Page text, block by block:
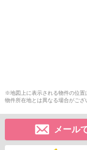
※地図上に表示される物件の位置
物件所在地とは異なる場合がござ
メール